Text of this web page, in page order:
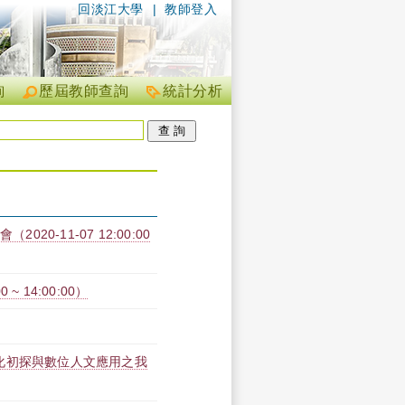
| 教師登入
回淡江大學
統計分析
歷屆教師查詢
（2020-11-07 12:00:00
~ 14:00:00）
初探與數位人文應用之我